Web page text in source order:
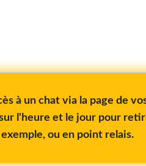
à un chat via la page de
l'heure et le jour pour
ou en point relais.